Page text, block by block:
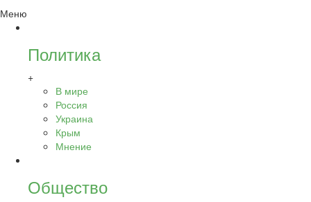
Меню
Политика
+
В мире
Россия
Украина
Крым
Мнение
Общество